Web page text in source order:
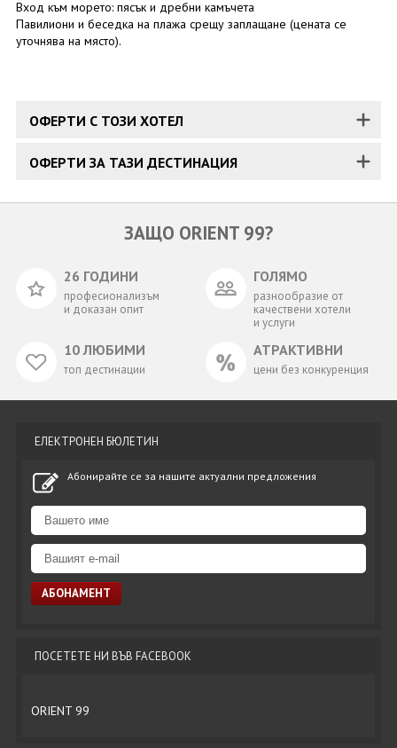
Вход към морето: пясък и дребни камъчета
Павилиони и беседка на плажа срещу заплащане (цената се
уточнява на място).
ОФЕРТИ С ТОЗИ ХОТЕЛ
ОФЕРТИ ЗА ТАЗИ ДЕСТИНАЦИЯ
ЗАЩО ORIENT 99?
26 ГОДИНИ
професионализъм
и доказан опит
ГОЛЯМО
разнообразие от
качествени хотели
и услуги
10 ЛЮБИМИ
топ дестинации
АТРАКТИВНИ
цени без конкуренция
ЕЛЕКТРОНЕН БЮЛЕТИН
Абонирайте се за нашите актуални предложения
ПОСЕТЕТЕ НИ ВЪВ FACEBOOK
ORIENT 99